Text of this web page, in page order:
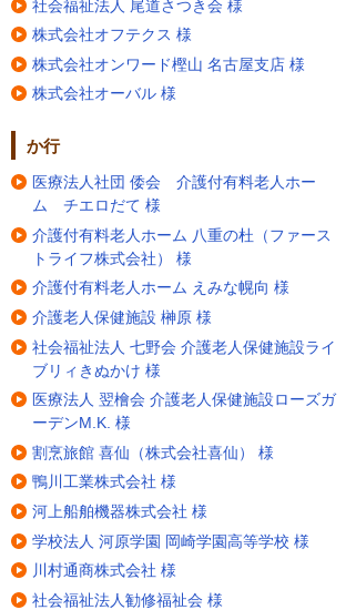
社会福祉法人 尾道さつき会 様
株式会社オフテクス 様
株式会社オンワード樫山 名古屋支店 様
株式会社オーバル 様
か行
医療法人社団 倭会 介護付有料老人ホー
ム チエロだて 様
介護付有料老人ホーム 八重の杜（ファース
トライフ株式会社） 様
介護付有料老人ホーム えみな幌向 様
介護老人保健施設 榊原 様
社会福祉法人 七野会 介護老人保健施設ライ
ブリィきぬかけ 様
医療法人 翌檜会 介護老人保健施設ローズガ
ーデンM.K. 様
割烹旅館 喜仙（株式会社喜仙） 様
鴨川工業株式会社 様
河上船舶機器株式会社 様
学校法人 河原学園 岡崎学園高等学校 様
川村通商株式会社 様
社会福祉法人勧修福祉会 様